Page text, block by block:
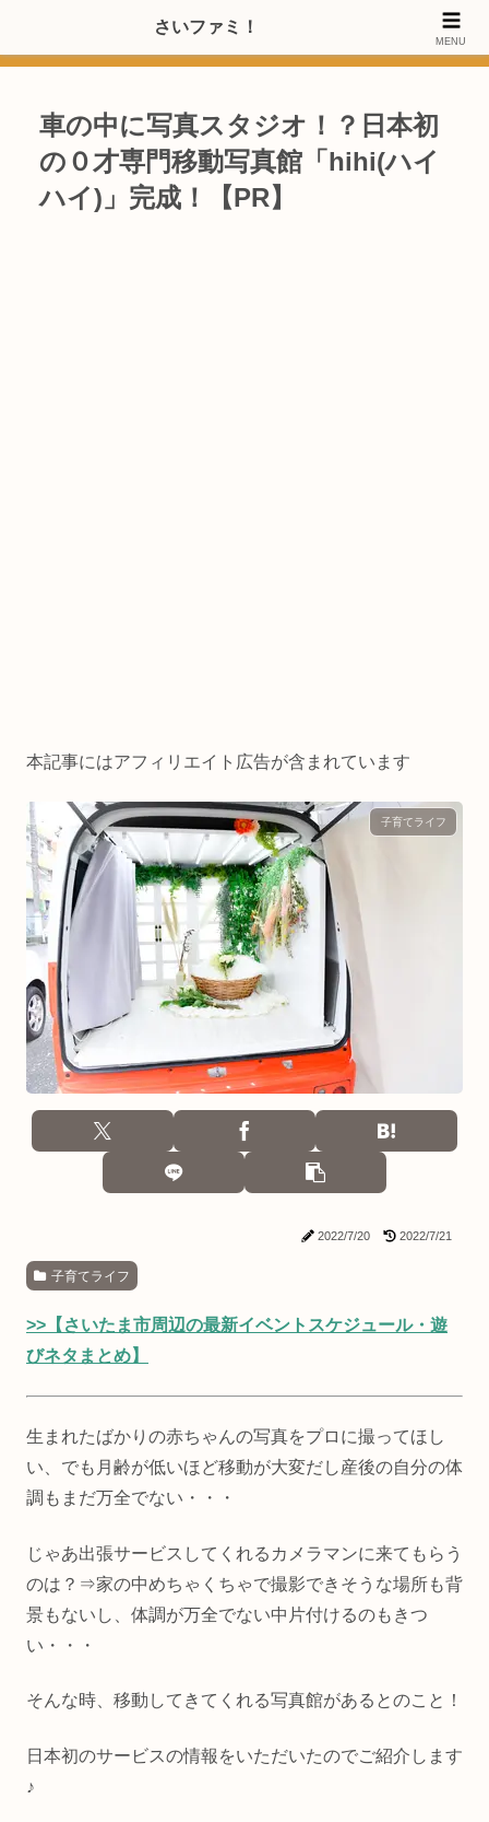
>>【PRのご協力内容更新しました】さいたま市のファミリー世代・20～
車の中に写真スタジオ！？日本初
の０才専門移動写真館「hihi(ハイ
ハイ)」完成！【PR】
本記事にはアフィリエイト広告が含まれています
子育てライフ
2022/7/20 2022/7/21
子育てライフ
>>【さいたま市周辺の最新イベントスケジュール・遊
びネタまとめ】
生まれたばかりの赤ちゃんの写真をプロに撮ってほし
い、でも月齢が低いほど移動が大変だし産後の自分の体
調もまだ万全でない・・・
じゃあ出張サービスしてくれるカメラマンに来てもらう
のは？⇒家の中めちゃくちゃで撮影できそうな場所も背
景もないし、体調が万全でない中片付けるのもきつ
い・・・
そんな時、移動してきてくれる写真館があるとのこと！
日本初のサービスの情報をいただいたのでご紹介します
♪
さいファミ！
MENU